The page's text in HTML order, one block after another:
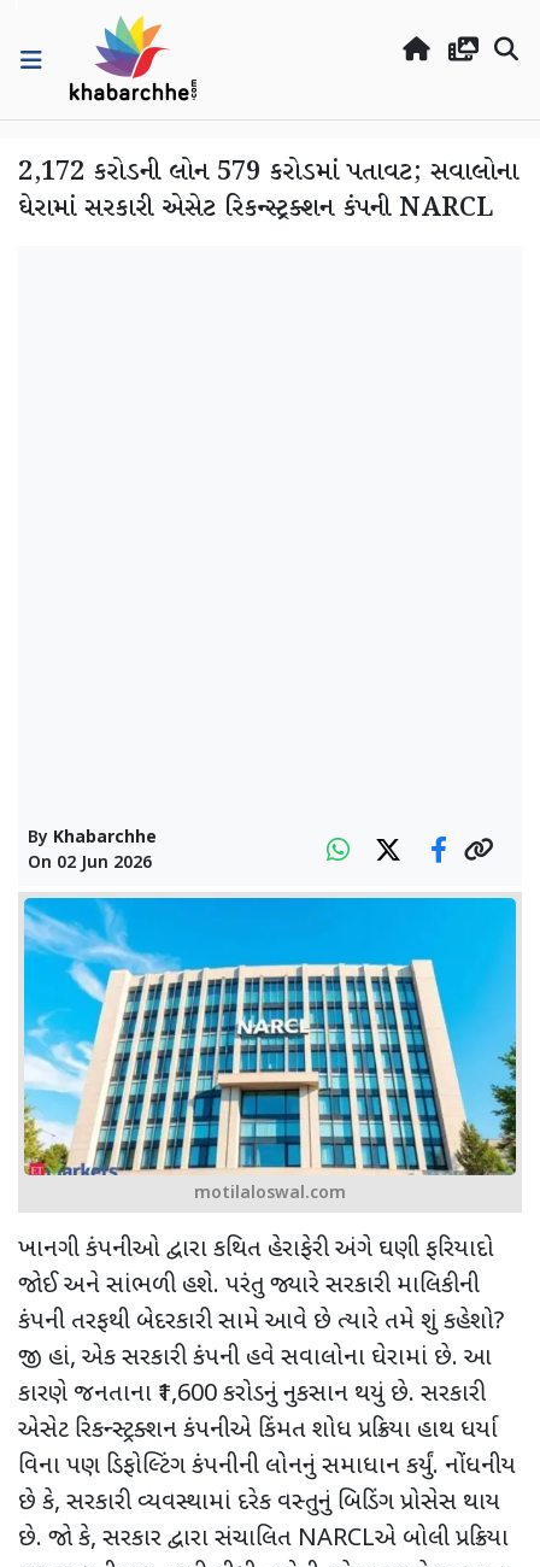
2,172 કરોડની લોન 579 કરોડમાં પતાવટ; સવાલોના
ઘેરામાં સરકારી એસેટ રિકન્સ્ટ્રક્શન કંપની NARCL
By Khabarchhe
On 02 Jun 2026
motilaloswal.com
ખાનગી કંપનીઓ દ્વારા કથિત હેરાફેરી અંગે ઘણી ફરિયાદો
જોઈ અને સાંભળી હશે. પરંતુ જ્યારે સરકારી માલિકીની
કંપની તરફથી બેદરકારી સામે આવે છે ત્યારે તમે શું કહેશો?
જી હાં, એક સરકારી કંપની હવે સવાલોના ઘેરામાં છે. આ
કારણે જનતાના ₹1,600કરોડનું નુકસાન થયું છે. સરકારી
એસેટ રિકન્સ્ટ્રક્શન કંપનીએ કિંમત શોધ પ્રક્રિયા હાથ ધર્યા
વિના પણ ડિફોલ્ટિંગ કંપનીની લોનનું સમાધાન કર્યું. નોંધનીય
છે કે, સરકારી વ્યવસ્થામાં દરેક વસ્તુનું બિડિંગ પ્રોસેસ થાય
છે. જો કે, સરકાર દ્વારા સંચાલિત NARCLએ બોલી પ્રક્રિયા